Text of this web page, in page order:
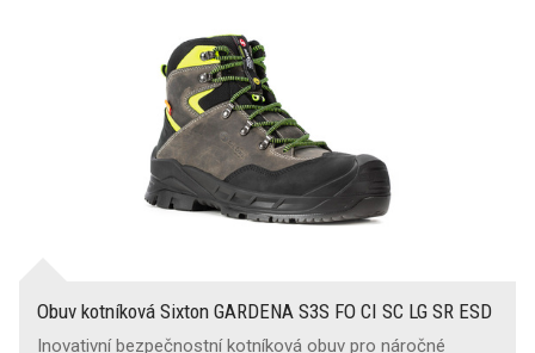
Obuv kotníková Sixton GARDENA S3S FO CI SC LG SR ESD
Inovativní bezpečnostní kotníková obuv pro náročné